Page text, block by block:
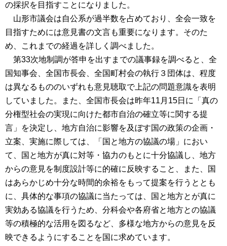
の採択を目指すことになりました。
山形市議会は自公系が過半数を占めており、全会一致を
目指すためには意見書の文言も重要になります。そのた
め、これまでの経過を詳しく調べました。
第33次地制調が答申を出すまでの議事録を調べると、全
国知事会、全国市長会、全国町村会の執行３団体は、程度
は異なるもののいずれも意見聴取で上記の問題意識を表明
していました。また、全国市長会は昨年11月15日に「真の
分権型社会の実現に向けた都市自治の確立等に関する提
言」を決定し、地方自治に影響を及ぼす国の政策の企画・
立案、実施に際しては、「国と地方の協議の場」におい
て、国と地方が真に対等・協力のもとに十分協議し、地方
からの意見を制度設計等に的確に反映すること、また、国
はあらかじめ十分な時間的余裕をもって提案を行うととも
に、具体的な事項の協議に当たっては、国と地方とが真に
実効ある協議を行うため、分科会や各府省と地方との協議
等の積極的な活用を図るなど、多様な地方からの意見を反
映できるようにすることを国に求めています。